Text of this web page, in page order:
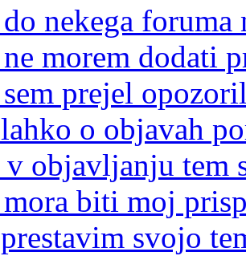
nekega foruma
morem dodati
prejel
o objavah
v objavljanju tem
biti moj
svojo